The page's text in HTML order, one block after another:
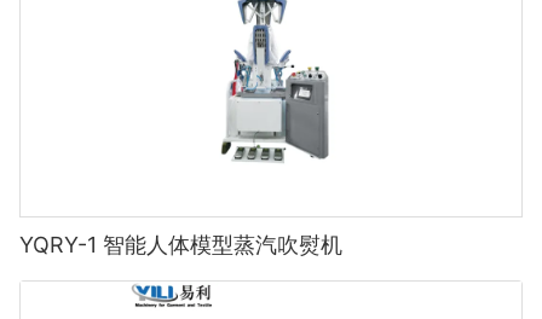
YQRY-1 智能人体模型蒸汽吹熨机